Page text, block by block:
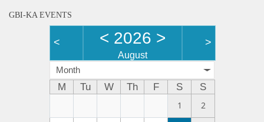
GBI-KA EVENTS
< < 2026 >
August
>
Month
M Tu W Th F S
S
1
2